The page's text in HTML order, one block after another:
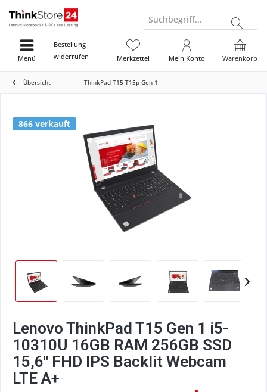
Suchbegriff...
Bestellung
widerrufen
Warenkorb
Merkzettel Mein Konto
Menü
Übersicht ThinkPad T15 T15p Gen 1
866 verkauft
Lenovo ThinkPad T15 Gen 1 i5-
10310U 16GB RAM 256GB SSD
15,6" FHD IPS Backlit Webcam
LTE A+